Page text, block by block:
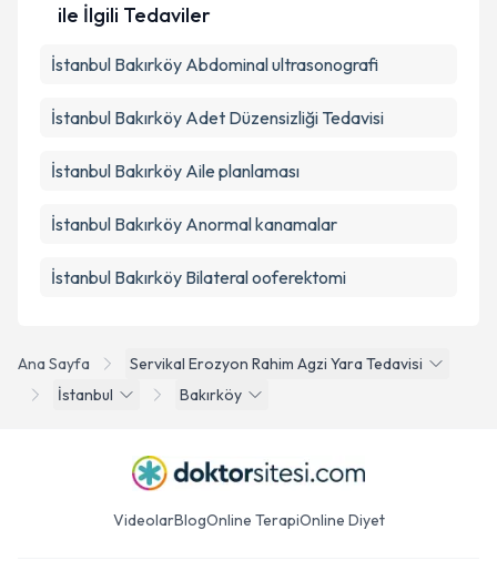
Ana Sayfa
Servikal Erozyon Rahim Agzi Yara Tedavisi
İstanbul
Bakırköy
ile İlgili Tedaviler
İstanbul Bakırköy Abdominal ultrasonografi
İstanbul Bakırköy Adet Düzensizliği Tedavisi
İstanbul Bakırköy Aile planlaması
İstanbul Bakırköy Anormal kanamalar
İstanbul Bakırköy Bilateral ooferektomi
VideolarBlogOnline TerapiOnline Diyet